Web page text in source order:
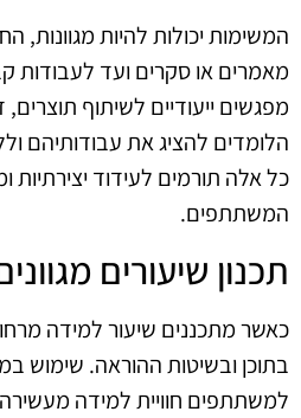
המשימות יכולות להיות
מאמרים או סקרים ועד לעבודות
מפגשים ייעודיים לשיתוף
הלומדים להציג את עבודותיהם
כל אלה תורמים לעידוד יצירתיות
המשתתפים.
תכנון שיעורים
כאשר מתכננים שיעור למידה
בתוכן ובשיטות ההוראה. שימוש
למשתתפים חוויית למידה